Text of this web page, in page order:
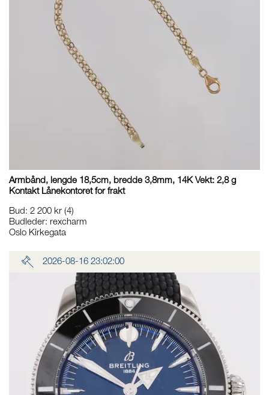
Armbånd, lengde 18,5cm, bredde 3,8mm, 14K Vekt: 2,8 g
Kontakt Lånekontoret for frakt
Bud: 2 200 kr (4)
Budleder: rexcharm
Oslo Kirkegata
2026-08-16 23:02:00